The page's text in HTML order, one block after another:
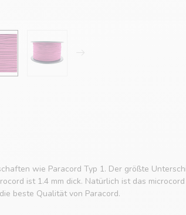
wie Paracord Typ 1. Der größte
ist 1.4 mm dick. Natürlich ist das
beste Qualität von Paracord.